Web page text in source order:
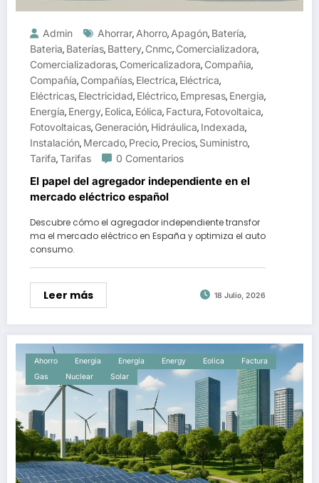
Admin Ahorrar, Ahorro, Apagón, Batería,
Bateria, Baterías, Battery, Cnmc, Comercializadora,
Comercializadoras, Comericalizadora, Compañia,
Compañía, Compañías, Electrica, Eléctrica,
Eléctricas, Electricidad, Eléctrico, Empresas, Energia,
Energía, Energy, Eolica, Eólica, Factura, Fotovoltaica,
Fotovoltaicas, Generación, Hidráulica, Indexada,
Instalación, Mercado, Precio, Precios, Suministro,
Tarifa,Tarifas 0 Comentarios
El papel del agregador independiente en el
mercado eléctrico español
Descubre cómo el agregador independiente transfor
ma el mercado eléctrico en España y optimiza el auto
consumo.
Leer más 18 Julio, 2026
Ahorro Energia Energía Energy Eolica
Factura
Gas
Nuclear Solar